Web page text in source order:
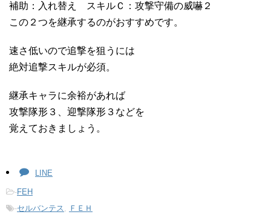
補助：入れ替え スキルＣ：攻撃守備の威嚇２
この２つを継承するのがおすすめです。
速さ低いので追撃を狙うには
絶対追撃スキルが必須。
継承キャラに余裕があれば
攻撃隊形３、迎撃隊形３などを
覚えておきましょう。
LINE
-FEH
-セルバンテス, ＦＥＨ